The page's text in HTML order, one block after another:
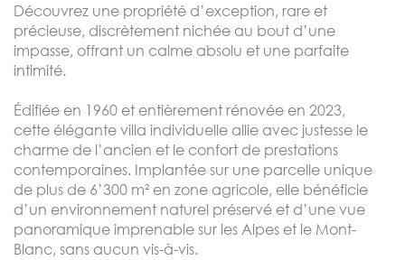
Découvrez une propriété d’exception, rare et
précieuse, discrètement nichée au bout d’une
impasse, offrant un calme absolu et une parfaite
intimité.
Édifiée en 1960 et entièrement rénovée en 2023,
cette élégante villa individuelle allie avec justesse le
charme de l’ancien et le confort de prestations
contemporaines. Implantée sur une parcelle unique
de plus de 6’300 m² en zone agricole, elle bénéficie
d’un environnement naturel préservé et d’une vue
panoramique imprenable sur les Alpes et le Mont-
Blanc, sans aucun vis-à-vis.